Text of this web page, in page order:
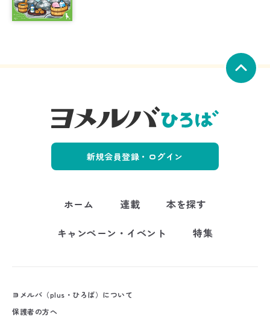
新規会員登録・ログイン
ホーム 連載
本を探す
キャンペーン・イベント
特集
ヨメルバ（plus・ひろば）について
保護者の方へ